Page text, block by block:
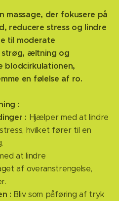
massage, der fokusere på
reducere stress og lindre
til moderate
strøg, æltning og
blodcirkulationen,
en følelse af ro.
:
: Hjælper med at lindre
hvilket fører til en
at lindre
af overanstrengelse,
: Bliv som påføring af tryk